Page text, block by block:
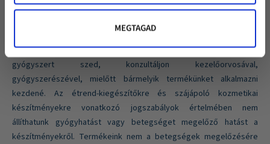
MEGTAGAD
Étrend-kiegészítő és kozmetikum készítményeink nem
mennyiséget. Ha súlyos betegsége van, vagy vényköteles
gyógyszert szed, konzultáljon kezelőorvosával,
gyógyszerészével, mielőtt bármelyik termékünket alkalmazni
kezdené. Az étrend-kiegészítőkre és szájápoló kozmetikai
készítményekre vonatkozó jogszabályok értelmében nem
állíthatunk gyógyhatást vagy betegséget megelőző hatást a
készítményekről. Termékeink nem a betegségek megelőzésére